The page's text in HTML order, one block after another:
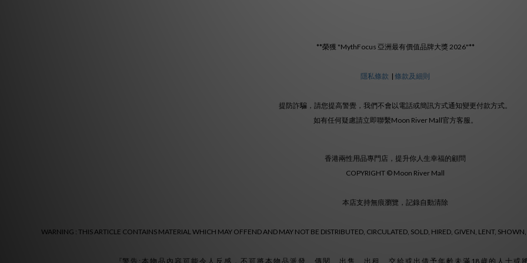
**榮獲 "MythFocus 亞洲最有價值品牌大獎 2026"**
隱私條款 | 條款及細則
提防詐騙，請您提高警覺，我們不會以電話或簡訊方式通知變更付款方式。
如有任何疑慮請立即聯繫Moon River Mall官方客服。
香港兩性用品專門店，提升你人生幸福的顧問
COPYRIGHT © Moon River Mall
本店支持無痕瀏覽，記錄自動清除
WARNING : THIS ARTICLE CONTAINS MATERIAL WHICH MAY OFFEND AND MAY NOT BE DISTRIBUTED, CIRCULATED, SOLD, HIRED, GIVEN, LENT,
『警 告 : 本 物 品 內 容 可 能 令 人 反 感 ， 不 可 將 本 物 品 派 發 、 傳 閱 、 出 售 、 出 租 、 交 給 或 出 借 予 年 齡 未 滿 18 歲 的 人 士 或